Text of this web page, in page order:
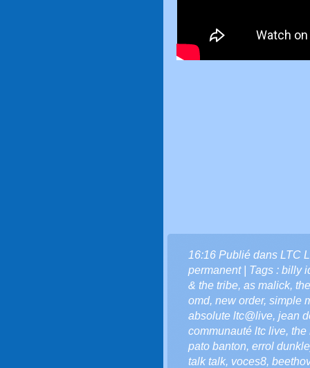
16:16 Publié dans LTC
permanent| Tags : billy
& the tribe, as malick,
omd, new order, simple
absolute ltc@live, jean
communauté ltc live, the
pato banton, errol
talk talk, voces8,